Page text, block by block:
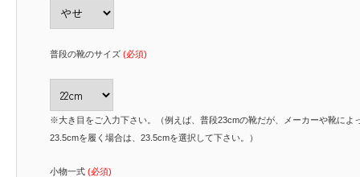
普段の靴のサイズ (必須)
※大き目をご入力下さい。（例えば、普段23cmの靴だが、メーカーや靴によ
23.5cmを履く場合は、23.5cmを選択して下さい。）
小物一式 (必須)